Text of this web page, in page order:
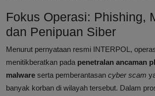
Fokus Operasi: Phishing,
dan Penipuan Siber
Menurut pernyataan resmi INTERPOL,
menitikberatkan pada penetralan ancaman
malware serta pemberantasan cyber scam
banyak korban di wilayah tersebut. Dalam